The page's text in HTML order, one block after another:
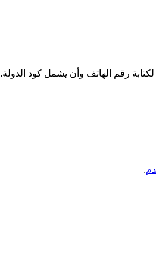
لكتابة رقم الهاتف وأن يشمل كود الدولة.
.